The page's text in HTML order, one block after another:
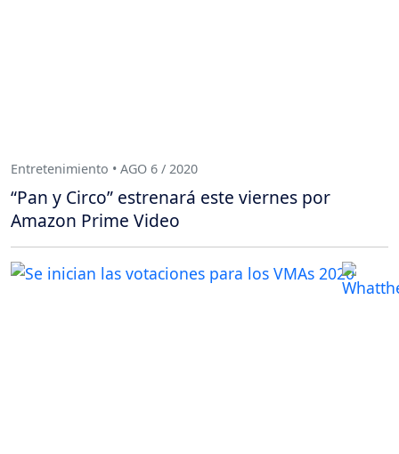
Entretenimiento • AGO 6 / 2020
“Pan y Circo” estrenará este viernes por
Amazon Prime Video